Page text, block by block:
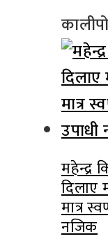
महेन्द्र
दिलाए
मात्र
नजिक